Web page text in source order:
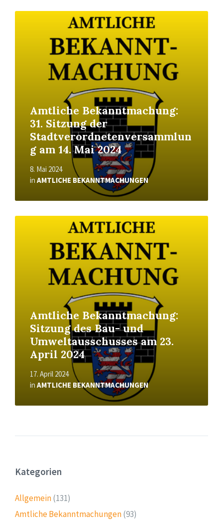
Amtliche Bekanntmachung:
31. Sitzung der
Stadtverordnetenversammlun
g am 14. Mai 2024
8. Mai 2024
in AMTLICHE BEKANNTMACHUNGEN
Read
Amtliche Bekanntmachung:
Sitzung des Bau- und
Umweltausschusses am 23.
April 2024
17. April 2024
in AMTLICHE BEKANNTMACHUNGEN
Read
Kategorien
Allgemein(131)
Amtliche Bekanntmachungen(93)